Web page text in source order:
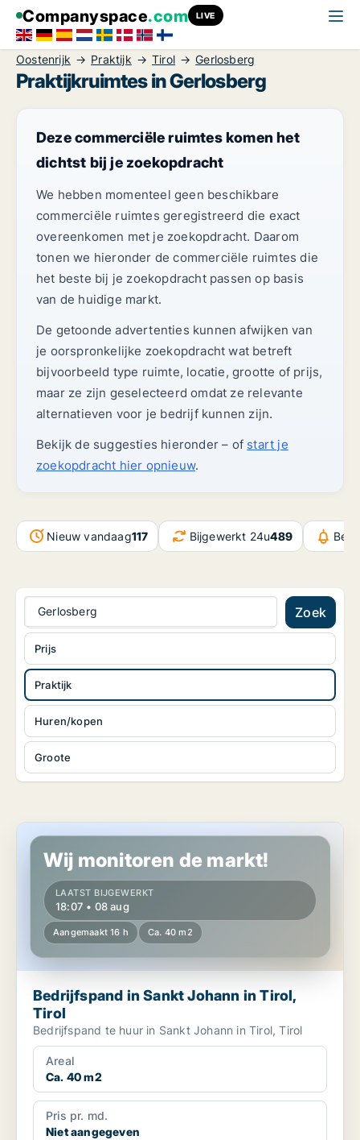
Companyspace.com LIVE
Oostenrijk Praktijk Tirol Gerlosberg
Praktijkruimtes in Gerlosberg
Deze commerciële ruimtes komen het
dichtst bij je zoekopdracht
We hebben momenteel geen beschikbare
commerciële ruimtes geregistreerd die exact
overeenkomen met je zoekopdracht. Daarom
tonen we hieronder de commerciële ruimtes die
het beste bij je zoekopdracht passen op basis
van de huidige markt.
De getoonde advertenties kunnen afwijken van
je oorspronkelijke zoekopdracht wat betreft
bijvoorbeeld type ruimte, locatie, grootte of prijs,
maar ze zijn geselecteerd omdat ze relevante
alternatieven voor je bedrijf kunnen zijn.
Bekijk de suggesties hieronder – of start je
zoekopdracht hier opnieuw.
Nieuw vandaag117 Bijgewerkt 24u489
Gerlosberg Zoek
Praktijk
Huren/kopen
Groote
Prijs
Bedrijfspand in Sankt Johann in Tirol, Tirol
Wij monitoren de markt!
LAATST BIJGEWERKT
18:07 • 08 aug
Aangemaakt 16 h Ca. 40 m2
Bedrijfspand in Sankt Johann in Tirol,
Tirol
Bedrijfspand te huur in Sankt Johann in Tirol, Tirol
Areal
Ca. 40 m2
Pris pr. md.
Niet aangegeven